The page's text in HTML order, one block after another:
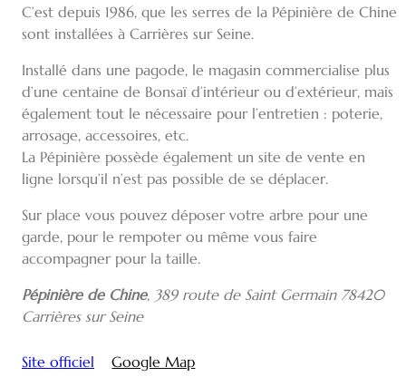
C’est depuis 1986, que les serres de la Pépinière de Chine
sont installées à Carrières sur Seine.
Installé dans une pagode, le magasin commercialise plus
d’une centaine de Bonsaï d’intérieur ou d’extérieur, mais
également tout le nécessaire pour l’entretien : poterie,
arrosage, accessoires, etc.
La Pépinière possède également un site de vente en
ligne lorsqu’il n’est pas possible de se déplacer.
Sur place vous pouvez déposer votre arbre pour une
garde, pour le rempoter ou même vous faire
accompagner pour la taille.
Pépinière de Chine, 389 route de Saint Germain 78420
Carrières sur Seine
Site officiel Google Map